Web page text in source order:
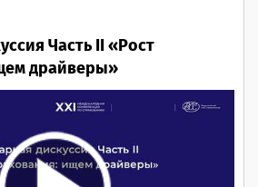
Часть II «Рост
драйверы»